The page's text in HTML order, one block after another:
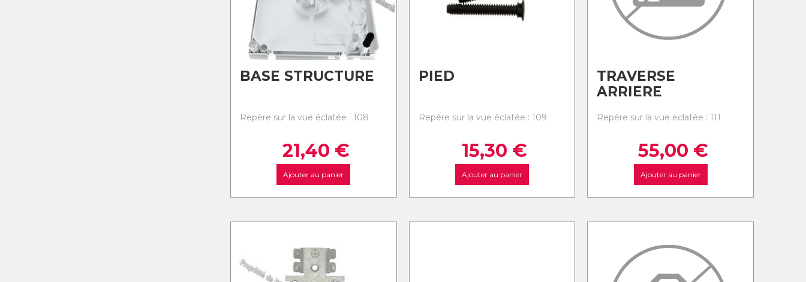
BASE STRUCTURE
Repère sur la vue éclatée : 108
21,40 €
Ajouter au panier
PIED
Repère sur la vue éclatée : 109
15,30 €
Ajouter au panier
TRAVERSE
ARRIERE
Repère sur la vue éclatée : 111
55,00 €
Ajouter au panier